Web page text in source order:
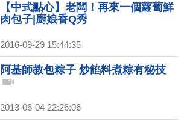
【中式點心】老闆！再來一個蘿蔔鮮
肉包子|廚娘香Q秀
2016-09-29 15:44:35
阿基師教包粽子 炒餡料煮粽有秘技
2013-06-04 22:26:06